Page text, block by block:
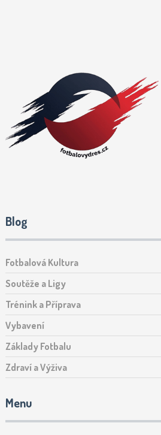
Blog
Fotbalová Kultura
Soutěže a Ligy
Trénink a Příprava
Vybavení
Základy Fotbalu
Zdraví a Výživa
Menu